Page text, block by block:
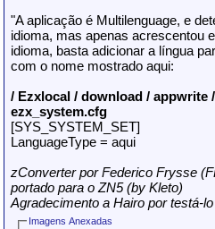
"A aplicação é Multilenguage, e
idioma, mas apenas acrescentou
idioma, basta adicionar a língua
com o nome mostrado aqui:
/ Ezxlocal / download / appwrite
ezx_system.cfg
[SYS_SYSTEM_SET]
LanguageType = aqui
zConverter por Federico Frysse
portado para o ZN5 (by Kleto)
Agradecimento a Hairo por testá-lo
Imagens Anexadas